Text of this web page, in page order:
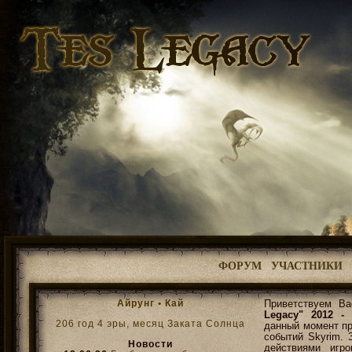
ФОРУМ УЧАСТНИКИ
Айрунг • Кай
206 год 4 эры, месяц Заката Солнца
Новости
Приветствуем
Legacy" 2012 -
данный момент
событий Skyrim.
действиями